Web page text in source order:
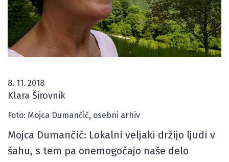
8. 11. 2018
Klara Širovnik
Foto: Mojca Dumančič, osebni arhiv
Mojca Dumančič: Lokalni veljaki držijo ljudi v
šahu, s tem pa onemogočajo naše delo